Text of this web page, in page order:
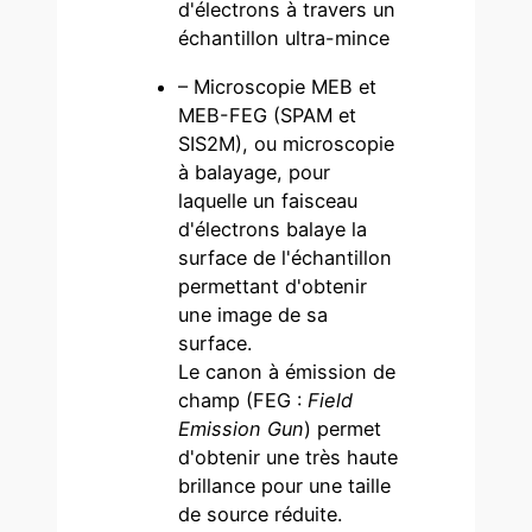
d'électrons à travers un
échantillon ultra-mince
– Microscopie MEB et
MEB-FEG (SPAM et
SIS2M), ou microscopie
à balayage, pour
laquelle un faisceau
d'électrons balaye la
surface de l'échantillon
permettant d'obtenir
une image de sa
surface.
Le canon à émission de
champ (FEG : Field
Emission Gun) permet
d'obtenir une très haute
brillance pour une taille
de source réduite.